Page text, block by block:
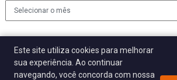
Arquivos
Este site utiliza cookies para melhorar
sua experiência. Ao continuar
navegando, você concorda com nossa